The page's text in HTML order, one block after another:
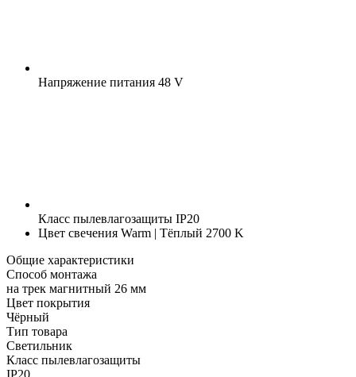
Напряжение питания 48 V
Класс пылевлагозащиты IP20
Цвет свечения Warm | Тёплый 2700 K
Общие характеристики
Способ монтажа
на трек магнитный 26 мм
Цвет покрытия
Чёрный
Тип товара
Светильник
Класс пылевлагозащиты
IP20